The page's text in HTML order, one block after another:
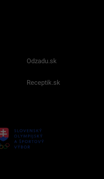
Odzadu.sk
Receptik.sk